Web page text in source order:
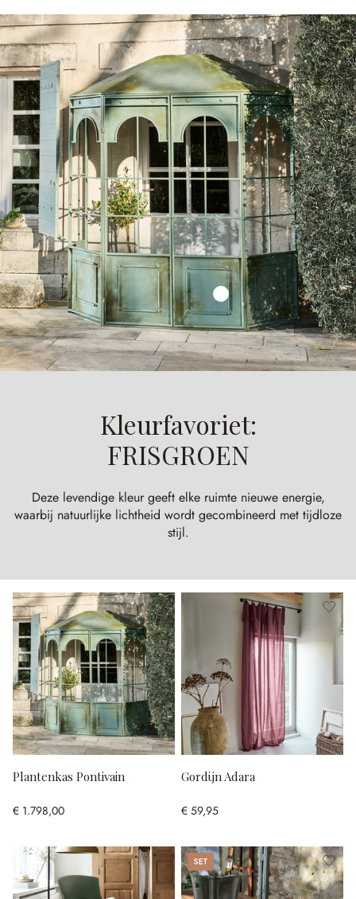
Kleurfavoriet:
FRISGROEN
Deze levendige kleur geeft elke ruimte nieuwe energie,
waarbij natuurlijke lichtheid wordt gecombineerd met tijdloze
stijl.
Plantenkas Pontivain
€ 1.798,00
Gordijn Adara
€ 59,95
Set